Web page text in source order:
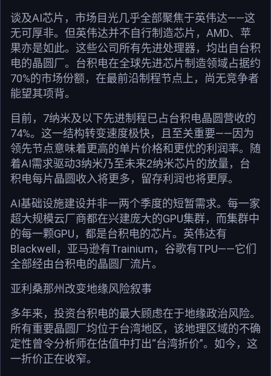
谈及AI芯片，市场目光几乎全部聚焦于英伟达——这
无可厚非。但英伟达并不自行制造芯片，AMD、苹
果亦是如此。这些公司所有先进处理器，均出自台积
电的晶圆厂。台积电在全球先进芯片制造领域占据约
70%的市场份额，在最前沿制程节点上，尚无竞争者
能望其项背。
目前，7纳米及以下先进制程已占台积电晶圆营收的
74%。这一结构转变速度极快，且至关重要——因为
领先节点意味着更高的单片价格和更优的利润率。随
着AI需求驱动3纳米乃至未来2纳米芯片的放量，台
积电每片晶圆收入将更多，留存利润也将更厚。
AI基础设施建设并非一两个季度的短暂需求。每一家
超大规模云厂商都在兴建庞大的GPU集群，而集群中
的每一颗GPU，都是台积电的芯片。英伟达有
Blackwell，亚马逊有Trainium，谷歌有TPU——它们
全部经由台积电的晶圆厂流片。
亚利桑那州改变地缘风险叙事
多年来，投资台积电的最大顾虑在于地缘政治风险。
所有重要晶圆厂均位于台湾地区，该地理区域的不确
定性曾令分析师在估值中打出“台湾折价”。如今，这
一折价正在收窄。